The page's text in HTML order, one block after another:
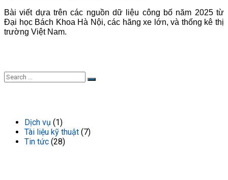
Bài viết dựa trên các nguồn dữ liệu công bố năm 2025 từ
Đại học Bách Khoa Hà Nội, các hãng xe lớn, và thống kê thị
trường Việt Nam.
Dịch vụ (1)
Tài liệu kỹ thuật (7)
Tin tức (28)